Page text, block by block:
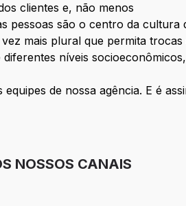
clientes e, não menos
pessoas são o centro da cultura
mais plural que permita
níveis
de nossa agência. E é
NOSSOS CANAIS